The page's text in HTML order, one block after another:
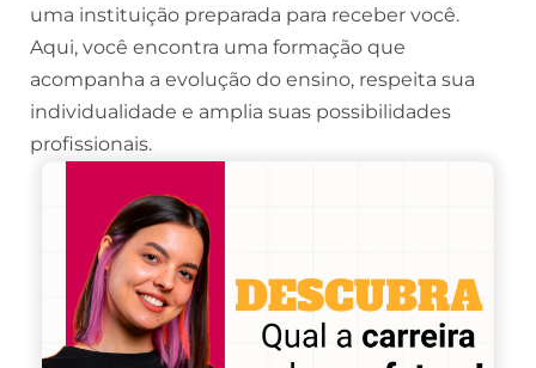
uma instituição preparada para receber você.
Aqui, você encontra uma formação que
acompanha a evolução do ensino, respeita sua
individualidade e amplia suas possibilidades
profissionais.